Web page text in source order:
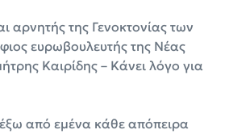
αρνητής της Γενοκτονίας των
ευρωβουλευτής της Νέας
Καιρίδης – Κάνει λόγο για
από εμένα κάθε απόπειρα